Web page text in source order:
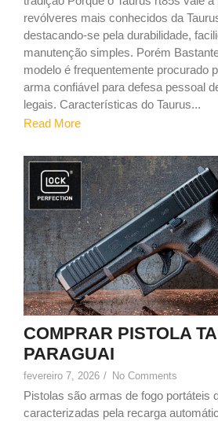
revólveres mais conhecidos da
destacando-se pela durabilidade,
manutenção simples. Porém
modelo é frequentemente procurado
arma confiável para defesa pessoal
legais. Características do Taurus...
Read More
9
COMPRAR PISTOLA
PARAGUAI
fevereiro 7, 2026 / No Comments
Pistolas são armas de fogo portáteis
caracterizadas pela recarga